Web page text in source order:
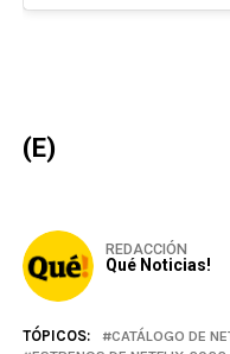
(E)
REDACCIÓN
Qué Noticias!
TÓPICOS: CATÁLOGO DE